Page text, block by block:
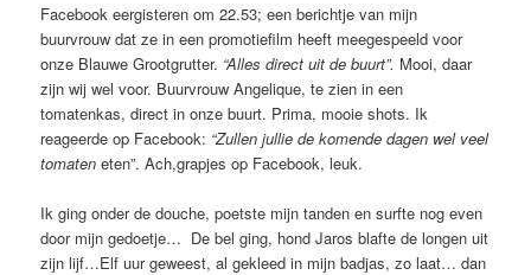
Facebook eergisteren om 22.53; een berichtje van mijn
buurvrouw dat ze in een promotiefilm heeft meegespeeld voor
onze Blauwe Grootgrutter. “Alles direct uit de buurt”. Mooi, daar
zijn wij wel voor. Buurvrouw Angelique, te zien in een
tomatenkas, direct in onze buurt. Prima, mooie shots. Ik
reageerde op Facebook: “Zullen jullie de komende dagen wel veel
tomaten eten”. Ach,grapjes op Facebook, leuk.
Ik ging onder de douche, poetste mijn tanden en surfte nog even
door mijn gedoetje… De bel ging, hond Jaros blafte de longen uit
zijn lijf…Elf uur geweest, al gekleed in mijn badjas, zo laat… dan